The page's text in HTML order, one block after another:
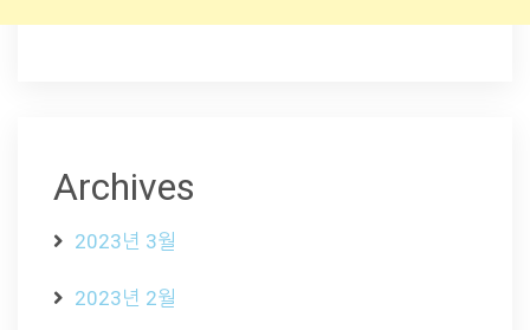
Archives
2023년 3월
2023년 2월